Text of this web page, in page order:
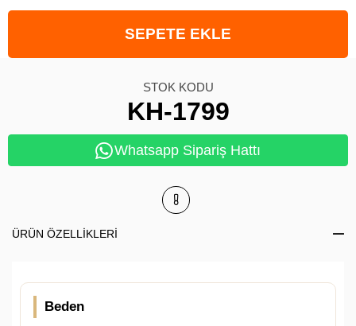
STOK KODU
KH-1799
Whatsapp Sipariş Hattı
ÜRÜN ÖZELLIKLERI
Beden